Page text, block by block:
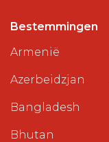
Bestemmingen
Armenië
Azerbeidzjan
Bangladesh
Bhutan